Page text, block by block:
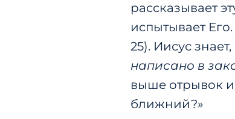
рассказывает
испытывает
25). Иисус
написано в
выше отрывок
ближний?»